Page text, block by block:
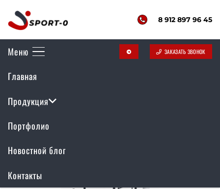
8 912 897 96 45
Меню
Главная
Продукция
Портфолио
Новостной блог
Контакты
telegram ЗАКАЗАТЬ ЗВОНОК
Спортивные площадки